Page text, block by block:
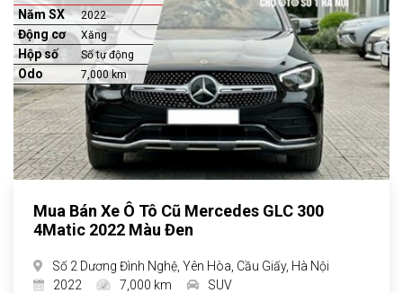
Năm SX 2022
Động cơ Xăng
Hộp số Số tự động
Odo 7,000 km
Mua Bán Xe Ô Tô Cũ Mercedes GLC 300
4Matic 2022 Màu Đen
Số 2 Dương Đình Nghệ, Yên Hòa, Cầu Giấy, Hà Nội
2022
7,000 km SUV